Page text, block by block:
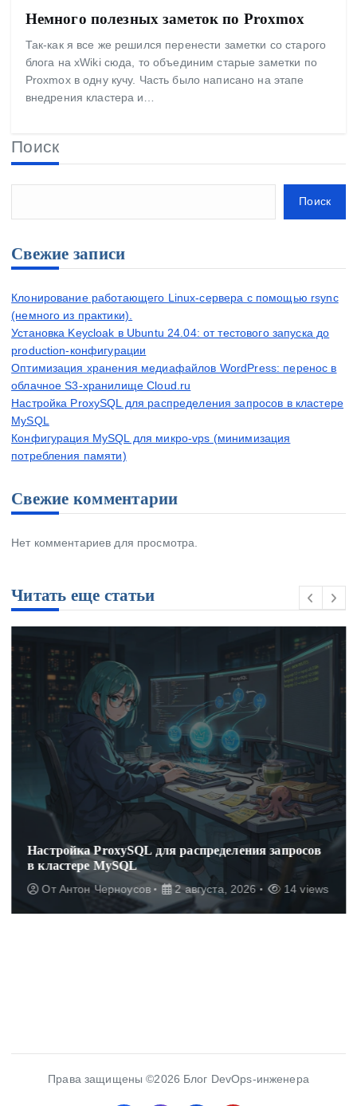
Немного полезных заметок по Proxmox
Так-как я все же решился перенести заметки со старого
блога на xWiki сюда, то объединим старые заметки по
Proxmox в одну кучу. Часть было написано на этапе
внедрения кластера и…
Поиск
Поиск
Свежие записи
Клонирование работающего Linux-сервера с помощью rsync
(немного из практики).
Установка Keycloak в Ubuntu 24.04: от тестового запуска до
production-конфигурации
Оптимизация хранения медиафайлов WordPress: перенос в
облачное S3-хранилище Cloud.ru
Настройка ProxySQL для распределения запросов в кластере
MySQL
Конфигурация MySQL для микро-vps (минимизация
потребления памяти)
Свежие комментарии
Нет комментариев для просмотра.
Читать еще статьи
Настройка ProxySQL для распределения запросов
в кластере MySQL
ОтАнтон Черноусов 2 августа, 2026 14 views
Права защищены ©2026 Блог DevOps-инженера